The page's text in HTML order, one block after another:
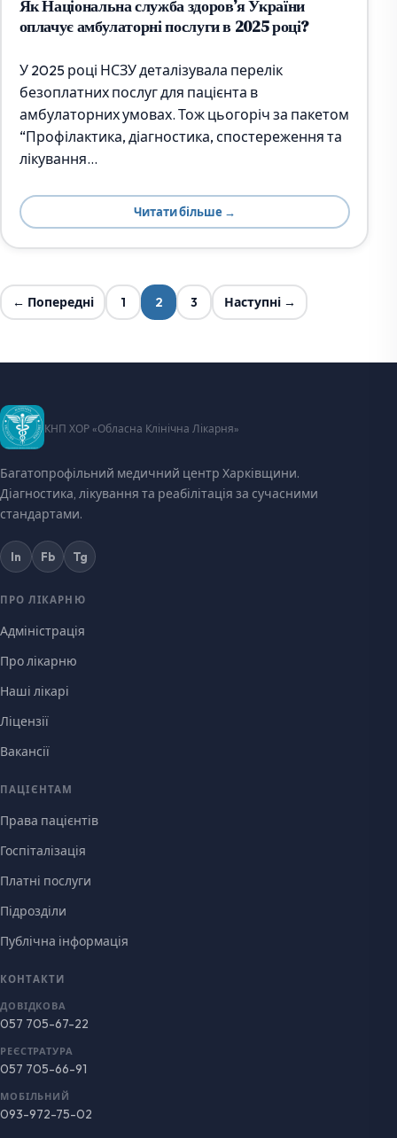
Як Національна служба здоров’я України
оплачує амбулаторні послуги в 2025 році?
У 2025 році НСЗУ деталізувала перелік
безоплатних послуг для пацієнта в
амбулаторних умовах. Тож цьогоріч за пакетом
“Профілактика, діагностика, спостереження та
лікування…
Читати більше →
← Попередні 1 2 3 Наступні →
КНП ХОР «Обласна Клінічна Лікарня»
Багатопрофільний медичний центр Харківщини.
Діагностика, лікування та реабілітація за сучасними
стандартами.
In Fb Tg
ПРО ЛІКАРНЮ
Адміністрація
Про лікарню
Наші лікарі
Ліцензії
Вакансії
ПАЦІЄНТАМ
Права пацієнтів
Госпіталізація
Платні послуги
Підрозділи
Публічна інформація
КОНТАКТИ
ДОВІДКОВА
057 705-67-22
РЕЄСТРАТУРА
057 705-66-91
МОБІЛЬНИЙ
093-972-75-02